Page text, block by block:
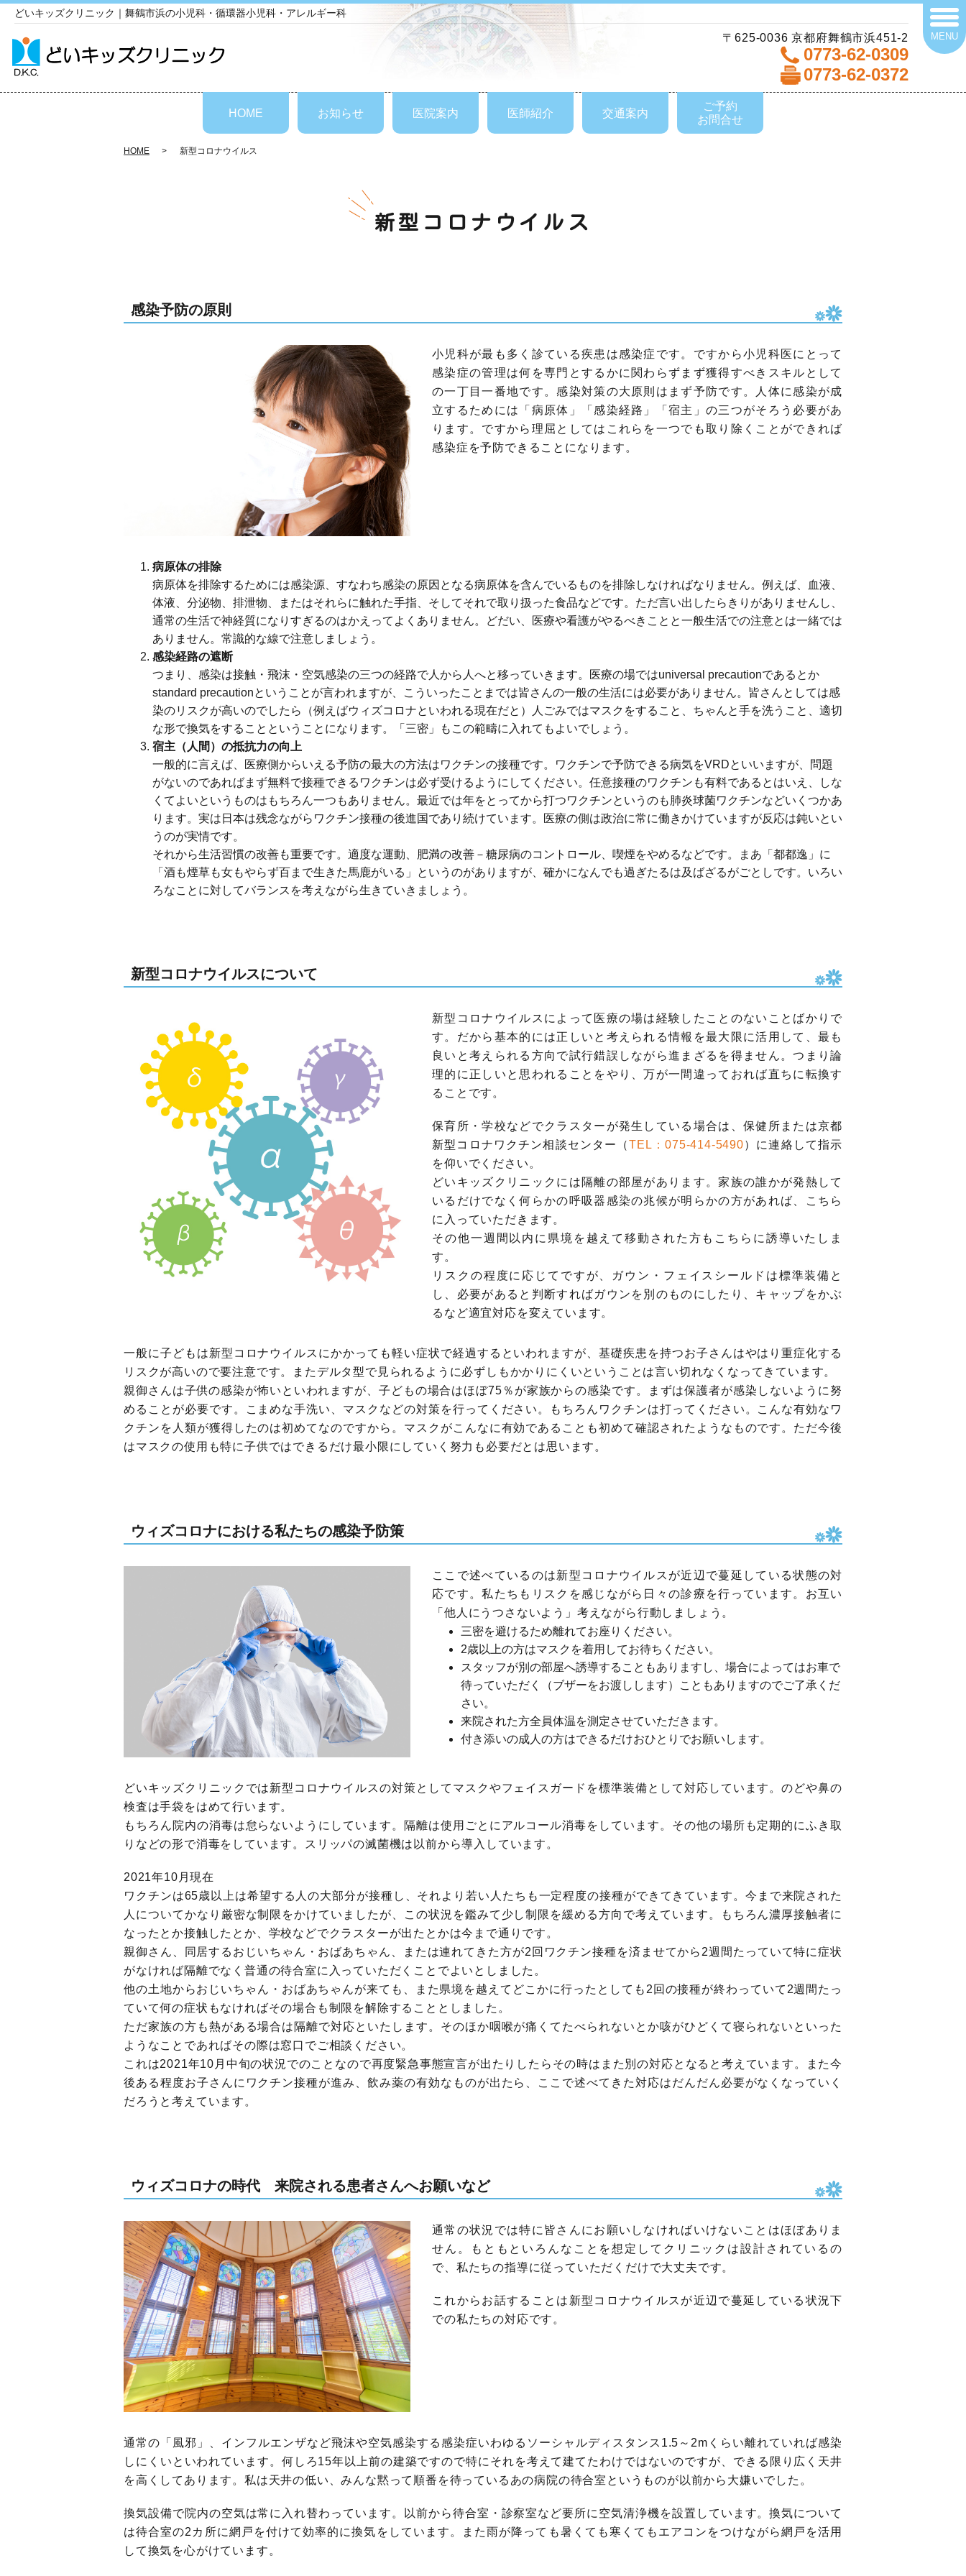
どいキッズクリニック｜舞鶴市浜の小児科・循環器小児科・アレルギー科
〒625-0036 京都府舞鶴市浜451-2
0773-62-0309
0773-62-0372
HOME お知らせ 医院案内 医師紹介 交通案内
ご予約
お問合せ
MENU
HOME 新型コロナウイルス
新型コロナウイルス
感染予防の原則
小児科が最も多く診ている疾患は感染症です。ですから小児科医にとって
感染症の管理は何を専門とするかに関わらずまず獲得すべきスキルとして
の一丁目一番地です。感染対策の大原則はまず予防です。人体に感染が成
立するためには「病原体」「感染経路」「宿主」の三つがそろう必要があ
ります。ですから理屈としてはこれらを一つでも取り除くことができれば
感染症を予防できることになります。
病原体の排除
病原体を排除するためには感染源、すなわち感染の原因となる病原体を含んでいるものを排除しなければなりません。例えば、血液、
体液、分泌物、排泄物、またはそれらに触れた手指、そしてそれで取り扱った食品などです。ただ言い出したらきりがありませんし、
通常の生活で神経質になりすぎるのはかえってよくありません。どだい、医療や看護がやるべきことと一般生活での注意とは一緒では
ありません。常識的な線で注意しましょう。
感染経路の遮断
つまり、感染は接触・飛沫・空気感染の三つの経路で人から人へと移っていきます。医療の場ではuniversal precautionであるとか
standard precautionということが言われますが、こういったことまでは皆さんの一般の生活には必要がありません。皆さんとしては感
染のリスクが高いのでしたら（例えばウィズコロナといわれる現在だと）人ごみではマスクをすること、ちゃんと手を洗うこと、適切
な形で換気をすることということになります。「三密」もこの範疇に入れてもよいでしょう。
宿主（人間）の抵抗力の向上
一般的に言えば、医療側からいえる予防の最大の方法はワクチンの接種です。ワクチンで予防できる病気をVRDといいますが、問題
がないのであればまず無料で接種できるワクチンは必ず受けるようにしてください。任意接種のワクチンも有料であるとはいえ、しな
くてよいというものはもちろん一つもありません。最近では年をとってから打つワクチンというのも肺炎球菌ワクチンなどいくつかあ
ります。実は日本は残念ながらワクチン接種の後進国であり続けています。医療の側は政治に常に働きかけていますが反応は鈍いとい
うのが実情です。
それから生活習慣の改善も重要です。適度な運動、肥満の改善－糖尿病のコントロール、喫煙をやめるなどです。まあ「都都逸」に
「酒も煙草も女もやらず百まで生きた馬鹿がいる」というのがありますが、確かになんでも過ぎたるは及ばざるがごとしです。いろい
ろなことに対してバランスを考えながら生きていきましょう。
新型コロナウイルスについて
新型コロナウイルスによって医療の場は経験したことのないことばかりで
す。だから基本的には正しいと考えられる情報を最大限に活用して、最も
良いと考えられる方向で試行錯誤しながら進まざるを得ません。つまり論
理的に正しいと思われることをやり、万が一間違っておれば直ちに転換す
ることです。
保育所・学校などでクラスターが発生している場合は、保健所または京都
新型コロナワクチン相談センター（TEL：075-414-5490）に連絡して指示
を仰いでください。
どいキッズクリニックには隔離の部屋があります。家族の誰かが発熱して
いるだけでなく何らかの呼吸器感染の兆候が明らかの方があれば、こちら
に入っていただきます。
その他一週間以内に県境を越えて移動された方もこちらに誘導いたしま
す。
リスクの程度に応じてですが、ガウン・フェイスシールドは標準装備と
し、必要があると判断すればガウンを別のものにしたり、キャップをかぶ
るなど適宜対応を変えています。
一般に子どもは新型コロナウイルスにかかっても軽い症状で経過するといわれますが、基礎疾患を持つお子さんはやはり重症化する
リスクが高いので要注意です。またデルタ型で見られるように必ずしもかかりにくいということは言い切れなくなってきています。
親御さんは子供の感染が怖いといわれますが、子どもの場合はほぼ75％が家族からの感染です。まずは保護者が感染しないように努
めることが必要です。こまめな手洗い、マスクなどの対策を行ってください。もちろんワクチンは打ってください。こんな有効なワ
クチンを人類が獲得したのは初めてなのですから。マスクがこんなに有効であることも初めて確認されたようなものです。ただ今後
はマスクの使用も特に子供ではできるだけ最小限にしていく努力も必要だとは思います。
ウィズコロナにおける私たちの感染予防策
ここで述べているのは新型コロナウイルスが近辺で蔓延している状態の対
応です。私たちもリスクを感じながら日々の診療を行っています。お互い
「他人にうつさないよう」考えながら行動しましょう。
三密を避けるため離れてお座りください。
2歳以上の方はマスクを着用してお待ちください。
スタッフが別の部屋へ誘導することもありますし、場合によってはお車で
待っていただく（ブザーをお渡しします）こともありますのでご了承くだ
さい。
来院された方全員体温を測定させていただきます。
付き添いの成人の方はできるだけおひとりでお願いします。
どいキッズクリニックでは新型コロナウイルスの対策としてマスクやフェイスガードを標準装備として対応しています。のどや鼻の
検査は手袋をはめて行います。
もちろん院内の消毒は怠らないようにしています。隔離は使用ごとにアルコール消毒をしています。その他の場所も定期的にふき取
りなどの形で消毒をしています。スリッパの滅菌機は以前から導入しています。
2021年10月現在
ワクチンは65歳以上は希望する人の大部分が接種し、それより若い人たちも一定程度の接種ができてきています。今まで来院された
人についてかなり厳密な制限をかけていましたが、この状況を鑑みて少し制限を緩める方向で考えています。もちろん濃厚接触者に
なったとか接触したとか、学校などでクラスターが出たとかは今まで通りです。
親御さん、同居するおじいちゃん・おばあちゃん、または連れてきた方が2回ワクチン接種を済ませてから2週間たっていて特に症状
がなければ隔離でなく普通の待合室に入っていただくことでよいとしました。
他の土地からおじいちゃん・おばあちゃんが来ても、また県境を越えてどこかに行ったとしても2回の接種が終わっていて2週間たっ
ていて何の症状もなければその場合も制限を解除することとしました。
ただ家族の方も熱がある場合は隔離で対応といたします。そのほか咽喉が痛くてたべられないとか咳がひどくて寝られないといった
ようなことであればその際は窓口でご相談ください。
これは2021年10月中旬の状況でのことなので再度緊急事態宣言が出たりしたらその時はまた別の対応となると考えています。また今
後ある程度お子さんにワクチン接種が進み、飲み薬の有効なものが出たら、ここで述べてきた対応はだんだん必要がなくなっていく
だろうと考えています。
ウィズコロナの時代 来院される患者さんへお願いなど
通常の状況では特に皆さんにお願いしなければいけないことはほぼありま
せん。もともといろんなことを想定してクリニックは設計されているの
で、私たちの指導に従っていただくだけで大丈夫です。
これからお話することは新型コロナウイルスが近辺で蔓延している状況下
での私たちの対応です。
通常の「風邪」、インフルエンザなど飛沫や空気感染する感染症いわゆるソーシャルディスタンス1.5～2mくらい離れていれば感染
しにくいといわれています。何しろ15年以上前の建築ですので特にそれを考えて建てたわけではないのですが、できる限り広く天井
を高くしてあります。私は天井の低い、みんな黙って順番を待っているあの病院の待合室というものが以前から大嫌いでした。
換気設備で院内の空気は常に入れ替わっています。以前から待合室・診察室など要所に空気清浄機を設置しています。換気について
は待合室の2カ所に網戸を付けて効率的に換気をしています。また雨が降っても暑くても寒くてもエアコンをつけながら網戸を活用
して換気を心がけています。